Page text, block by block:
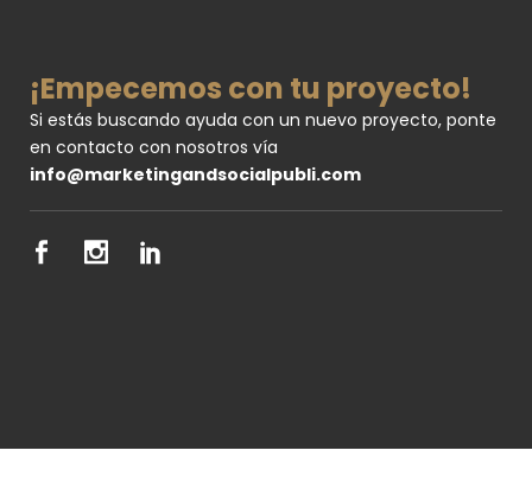
¡Empecemos con tu proyecto!
Si estás buscando ayuda con un nuevo proyecto, ponte
en contacto con nosotros vía
info@marketingandsocialpubli.com